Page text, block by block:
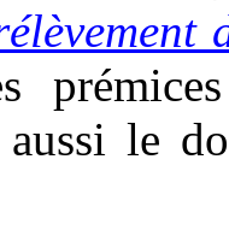
le